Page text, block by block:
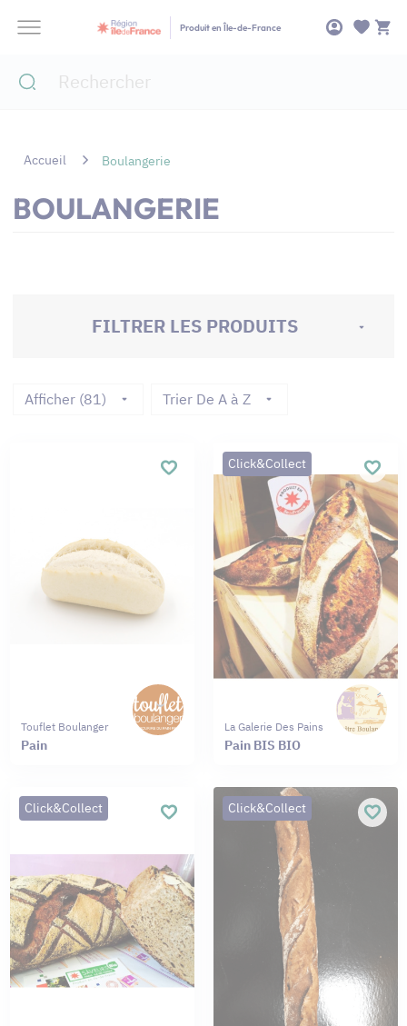
Produit en Île-de-France
Accueil Boulangerie
BOULANGERIE
FILTRER LES PRODUITS
Afficher (81) Trier De A à Z
Touflet Boulanger
Pain
Click&Collect
La Galerie Des Pains
Pain BIS BIO
Click&Collect Click&Collect